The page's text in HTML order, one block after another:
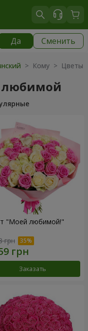
Да Сменить
1146 грн
> Кому > Цветы
любимой
"Моей любимой!"
грн
Заказать